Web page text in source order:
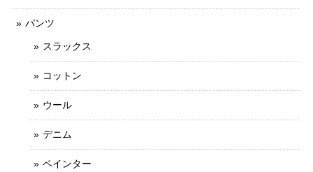
パンツ
スラックス
コットン
ウール
デニム
ペインター